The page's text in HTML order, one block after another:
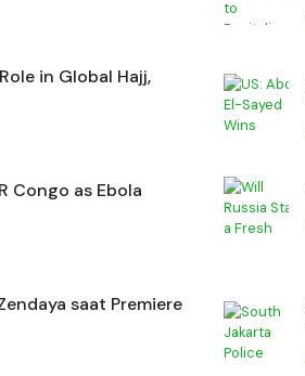
in Global Hajj,
Congo as Ebola
saat Premiere